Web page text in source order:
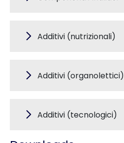
Additivi (nutrizionali)
Additivi (organolettici)
Additivi (tecnologici)